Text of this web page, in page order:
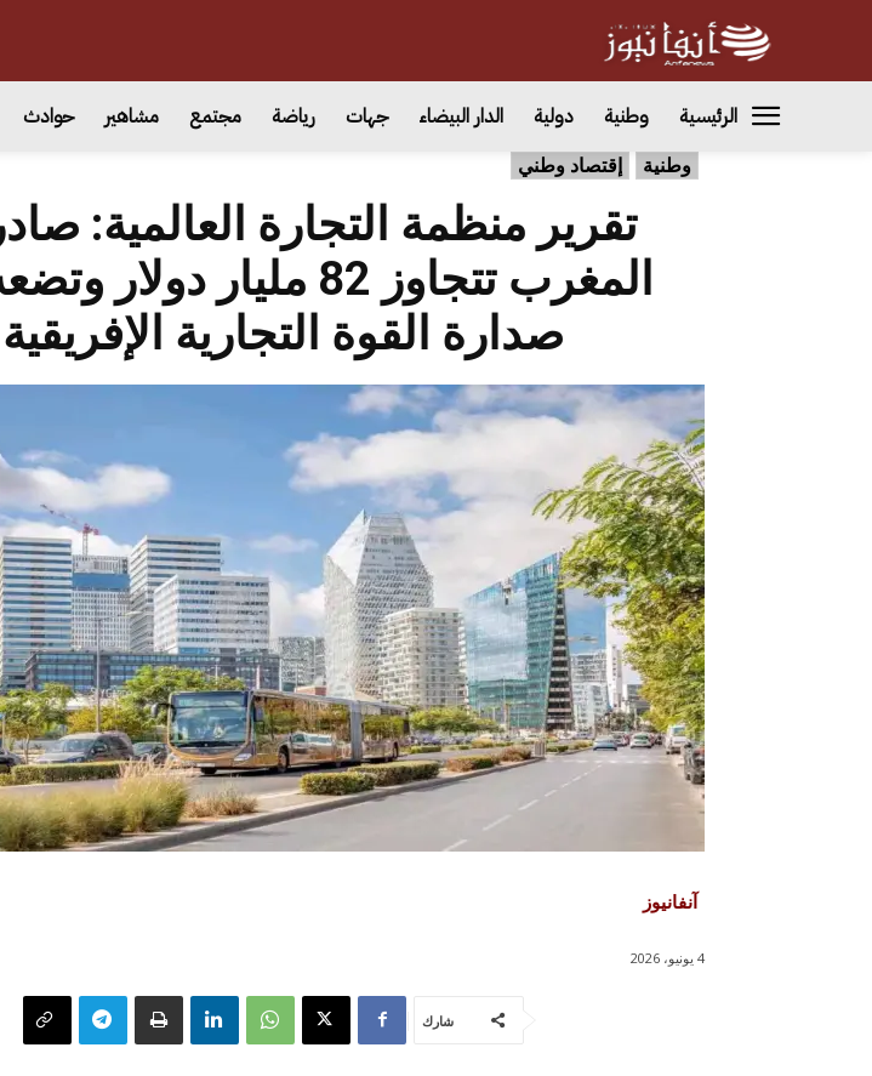
الرئيسية وطنية دولية الدار البيضاء جهات رياضة مجتمع مشاهير حوادث
وطنية إقتصاد وطني
تقرير منظمة التجارة العالمية:
المغرب تتجاوز 82 مليار
صدارة القوة التجارية الإفريقية
آنفانيوز
4 يونيو، 2026
شارك